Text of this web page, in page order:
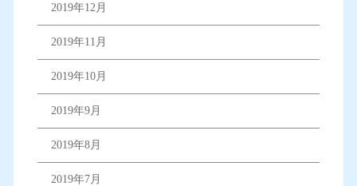
2019年12月
2019年11月
2019年10月
2019年9月
2019年8月
2019年7月